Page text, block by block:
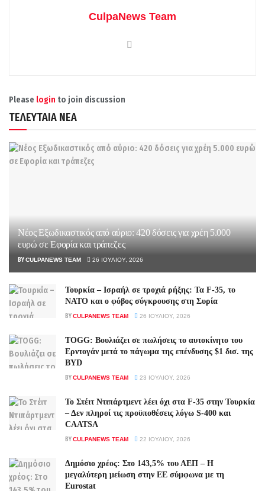
CulpaNews Team
Please login to join discussion
ΤΕΛΕΥΤΑΙΑ ΝΕΑ
Νέος Εξωδικαστικός από αύριο: 420 δόσεις για χρέη 5.000
ευρώ σε Εφορία και τράπεζες
BYCULPANEWS TEAM 26 ΙΟΥΛΊΟΥ, 2026
Τουρκία – Ισραήλ σε τροχιά ρήξης: Τα F-35, το
ΝΑΤΟ και ο φόβος σύγκρουσης στη Συρία
BYCULPANEWS TEAM 26 ΙΟΥΛΊΟΥ, 2026
TOGG: Βουλιάζει σε πωλήσεις το αυτοκίνητο του
Ερντογάν μετά το πάγωμα της επένδυσης $1 δισ. της
BYD
BYCULPANEWS TEAM 23 ΙΟΥΛΊΟΥ, 2026
Το Στέιτ Ντιπάρτμεντ λέει όχι στα F-35 στην Τουρκία
– Δεν πληροί τις προϋποθέσεις λόγω S-400 και
CAATSA
BYCULPANEWS TEAM 22 ΙΟΥΛΊΟΥ, 2026
Δημόσιο χρέος: Στο 143,5% του ΑΕΠ – Η
μεγαλύτερη μείωση στην ΕΕ σύμφωνα με τη
Eurostat